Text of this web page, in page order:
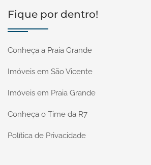
Fique por dentro!
Conheça a Praia Grande
Imóveis em São Vicente
Imóveis em Praia Grande
Conheça o Time da R7
Política de Privacidade